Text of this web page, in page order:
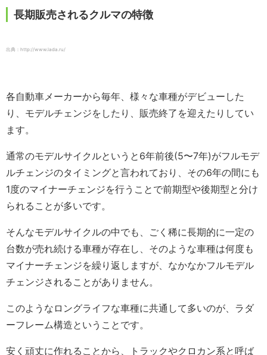
長期販売されるクルマの特徴
出典：http://www.lada.ru/
各自動車メーカーから毎年、様々な車種がデビューした
り、モデルチェンジをしたり、販売終了を迎えたりしてい
ます。
通常のモデルサイクルというと6年前後(5〜7年)がフルモデ
ルチェンジのタイミングと言われており、その6年の間にも
1度のマイナーチェンジを行うことで前期型や後期型と分け
られることが多いです。
そんなモデルサイクルの中でも、ごく稀に長期的に一定の
台数が売れ続ける車種が存在し、そのような車種は何度も
マイナーチェンジを繰り返しますが、なかなかフルモデル
チェンジされることがありません。
このようなロングライフな車種に共通して多いのが、ラダ
ーフレーム構造ということです。
安く頑丈に作れることから、トラックやクロカン系と呼ば